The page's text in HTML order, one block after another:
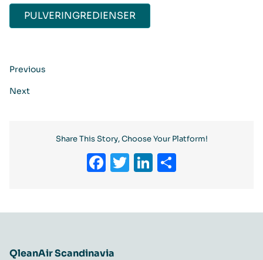
PULVERINGREDIENSER​
Previous
Next
Share This Story, Choose Your Platform!
Facebook
Twitter
LinkedIn
QleanAir Scandinavia